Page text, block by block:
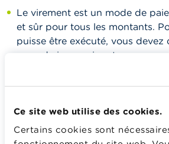
Ce site web utilise des cookies.
Certains cookies sont
Le virement est un mode de
et sûr pour tous les montants.
puisse être exécuté, vous devez
accord via une signature sur
Il n’y apas de montant
important, la banque effectuera
supplémentaires pour des